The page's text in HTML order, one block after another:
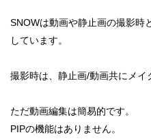
SNOWは動画や静止画の撮影時
しています。
撮影時は、静止画/動画共にメイ
ただ動画編集は簡易的です。
PIPの機能はありません。